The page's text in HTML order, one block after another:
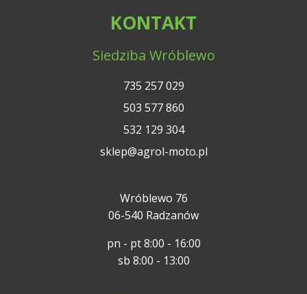
KONTAKT
Siedziba Wróblewo
735 257 029
503 577 860
532 129 304
sklep@agrol-moto.pl
Wróblewo 76
06-540 Radzanów
pn - pt 8:00 - 16:00
sb 8:00 - 13:00